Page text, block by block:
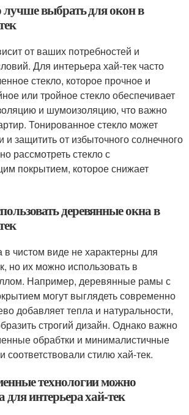
лучше выбрать для окон в
от ваших потребностей и
Для интерьера хай-тек часто
стекло, которое прочное и
или тройное стекло обеспечивает
и шумоизоляцию, что важно
Тонированное стекло может
и защитить от избыточного солнечного
рассмотреть стекло с
покрытием, которое снижает
деревянные окна в
чистом виде не характерны для
но их можно использовать в
Например, деревянные рамы с
могут выглядеть современно
добавляет тепла и натуральности,
строгий дизайн. Однако важно
обрабтки и минималистичные
стилю хай-тек.
технологии можно
для интерьера хай-тек